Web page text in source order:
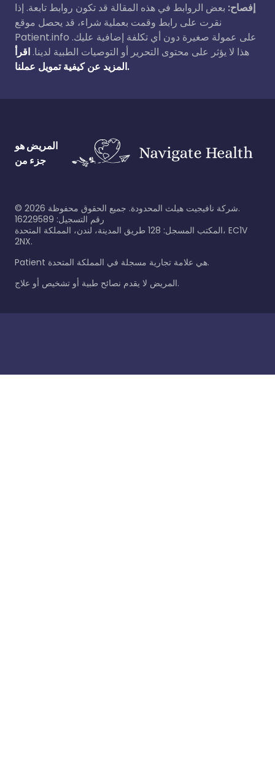
إفصاح: بعض الروابط في هذه المقالة قد تكون روابط تابعة. إذا
نقرت على رابط وقمت بعملية شراء، قد يحصل موقع
Patient.info على عمولة صغيرة دون أي تكلفة إضافية عليك.
هذا لا يؤثر على محتوى التحرير أو التوصيات الطبية لدينا. اقرأ
المزيد عن كيفية تمويل عملنا.
المريض هو
جزء من
© 2026
شركة نافيجيت هيلث المحدودة. جميع الحقوق محفوظة.
رقم التسجيل: 16229589
المكتب المسجل: 128 طريق المدينة، لندن، المملكة المتحدة، EC1V
2NX.
Patient هي علامة تجارية مسجلة في المملكة المتحدة.
المريض لا يقدم نصائح طبية أو تشخيص أو علاج.